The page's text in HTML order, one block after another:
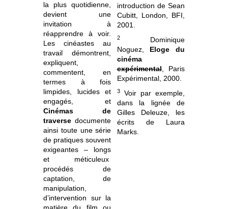
la plus quotidienne,
devient une
invitation à
réapprendre à voir.
Les cinéastes au
travail démontrent,
expliquent,
commentent, en
termes à fois
limpides, lucides et
engagés, et
Cinémas de
traversedocumente
ainsi toute une série
de pratiques souvent
exigeantes – longs
et méticuleux
procédés de
captation, de
manipulation,
d’intervention sur la
introduction de Sean
Cubitt, London, BFI,
2001.
2 Dominique
Noguez, Eloge du
cinéma
expérimental, Paris
Expérimental, 2000.
3Voir par exemple,
dans la lignée de
Gilles Deleuze, les
écrits de Laura
Marks.